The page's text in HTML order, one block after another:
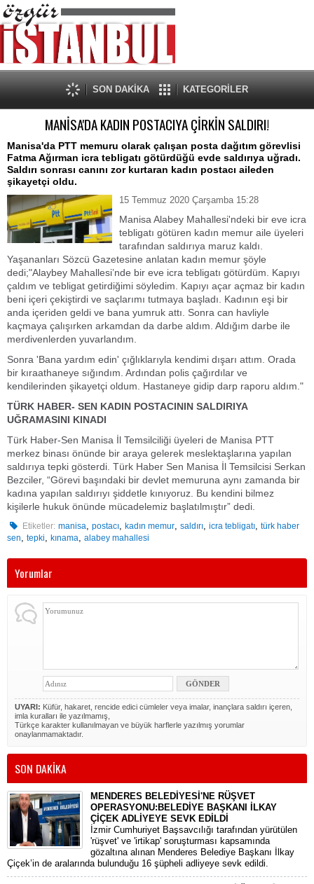
SON DAKİKA KATEGORİLER
MANİSA'DA KADIN POSTACIYA ÇİRKİN SALDIRI!
Manisa'da PTT memuru olarak çalışan posta dağıtım görevlisi
Fatma Ağırman icra tebligatı götürdüğü evde saldırıya uğradı.
Saldırı sonrası canını zor kurtaran kadın postacı aileden
şikayetçi oldu.
15 Temmuz 2020 Çarşamba 15:28
Manisa Alabey Mahallesi'ndeki bir eve icra
tebligatı götüren kadın memur aile üyeleri
tarafından saldırıya maruz kaldı.
Yaşananları Sözcü Gazetesine anlatan kadın memur şöyle
dedi;"Alaybey Mahallesi’nde bir eve icra tebligatı götürdüm. Kapıyı
çaldım ve tebligat getirdiğimi söyledim. Kapıyı açar açmaz bir kadın
beni içeri çekiştirdi ve saçlarımı tutmaya başladı. Kadının eşi bir
anda içeriden geldi ve bana yumruk attı. Sonra can havliyle
kaçmaya çalışırken arkamdan da darbe aldım. Aldığım darbe ile
merdivenlerden yuvarlandım.
Sonra 'Bana yardım edin' çığlıklarıyla kendimi dışarı attım. Orada
bir kıraathaneye sığındım. Ardından polis çağırdılar ve
kendilerinden şikayetçi oldum. Hastaneye gidip darp raporu aldım."
TÜRK HABER- SEN KADIN POSTACININ SALDIRIYA
UĞRAMASINI KINADI
Türk Haber-Sen Manisa İl Temsilciliği üyeleri de Manisa PTT
merkez binası önünde bir araya gelerek meslektaşlarına yapılan
saldırıya tepki gösterdi. Türk Haber Sen Manisa İl Temsilcisi Serkan
Bezciler, “Görevi başındaki bir devlet memuruna aynı zamanda bir
kadına yapılan saldırıyı şiddetle kınıyoruz. Bu kendini bilmez
kişilerle hukuk önünde mücadelemiz başlatılmıştır” dedi.
Etiketler: manisa,postacı,kadın memur,saldırı,icra tebligatı,türk haber
sen, tepki, kınama, alabey mahallesi
Yorumlar
UYARI: Küfür, hakaret, rencide edici cümleler veya imalar, inançlara saldırı içeren,
imla kuralları ile yazılmamış,
Türkçe karakter kullanılmayan ve büyük harflerle yazılmış yorumlar
onaylanmamaktadır.
SON DAKİKA
MENDERES BELEDİYESİ'NE RÜŞVET
OPERASYONU:BELEDİYE BAŞKANI İLKAY
ÇİÇEK ADLİYEYE SEVK EDİLDİ
​İzmir Cumhuriyet Başsavcılığı tarafından yürütülen
'rüşvet' ve 'irtikap' soruşturması kapsamında
gözaltına alınan Menderes Belediye Başkanı İlkay
Çiçek’in de aralarında bulunduğu 16 şüpheli adliyeye sevk edildi.